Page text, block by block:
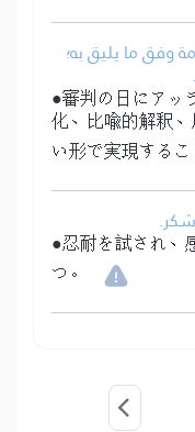
وفق ما يليق به؛
●審判の日にアッ
化、比喩的解釈
い形で実現するこ
●忍耐を試され、
つ。